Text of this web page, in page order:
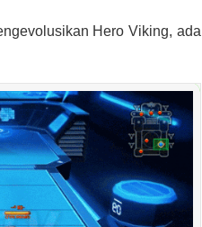
Hero Viking, ada